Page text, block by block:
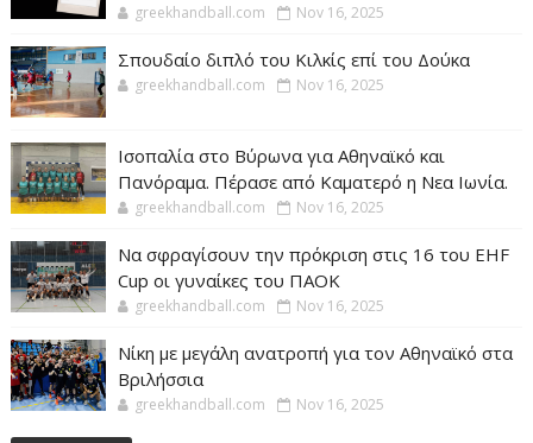
greekhandball.com Nov 16, 2025
Σπουδαίο διπλό του Κιλκίς επί του Δούκα
greekhandball.com Nov 16, 2025
Ισοπαλία στο Βύρωνα για Αθηναϊκό και
Πανόραμα. Πέρασε από Καματερό η Νεα Ιωνία.
greekhandball.com Nov 16, 2025
Να σφραγίσουν την πρόκριση στις 16 του EHF
Cup οι γυναίκες του ΠΑΟΚ
greekhandball.com Nov 16, 2025
Νίκη με μεγάλη ανατροπή για τον Αθηναϊκό στα
Βριλήσσια
greekhandball.com Nov 16, 2025